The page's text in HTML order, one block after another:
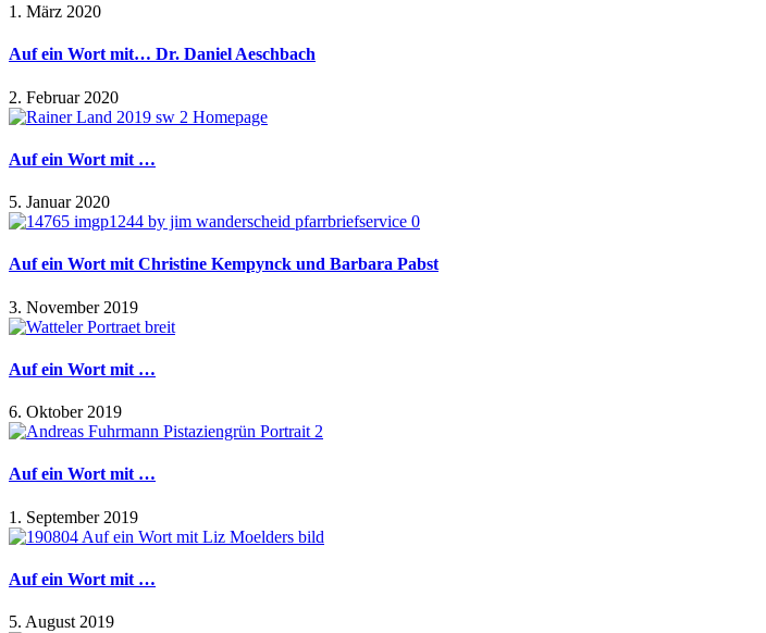
1. März 2020
Auf ein Wort mit… Dr. Daniel Aeschbach
2. Februar 2020
Auf ein Wort mit …
5. Januar 2020
Auf ein Wort mit Christine Kempynck und Barbara Pabst
3. November 2019
Auf ein Wort mit …
6. Oktober 2019
Auf ein Wort mit …
1. September 2019
Auf ein Wort mit …
5. August 2019